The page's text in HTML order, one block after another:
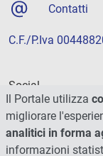
Contatti
C.F./P.Iva
Social
Il Portale utilizza
migliorare
analitici in forma
informazioni